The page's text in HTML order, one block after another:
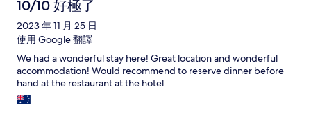
10/10 好極了
2023 年 11 月 25 日
使用 Google 翻譯
We had a wonderful stay here! Great location and wonderful
accommodation! Would recommend to reserve dinner before
hand at the restaurant at the hotel.